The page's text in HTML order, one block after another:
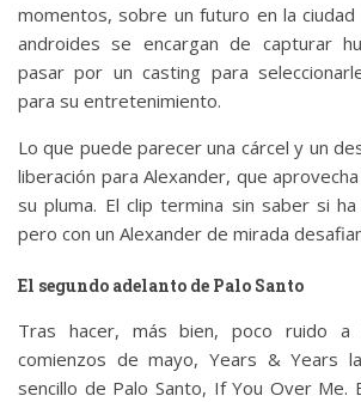
momentos, sobre un futuro en la ciudad
androides se encargan de capturar
pasar por un casting para
para su entretenimiento.
Lo que puede parecer una cárcel y un
liberación para Alexander, que
su pluma. El clip termina sin saber si
pero con un Alexander de mirada
El segundo adelanto de Palo Santo
Tras hacer, más bien, poco ruido a
comienzos de mayo, Years & Years
sencillo de Palo Santo, If You Over Me.